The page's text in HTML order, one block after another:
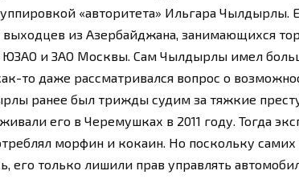
«авторитета» Ильгара Чылдырлы.
из Азербайджана, занимающихся
и ЗАО Москвы. Сам Чылдырлы имел
то даже рассматривался вопрос о
ранее был трижды судим за тяжкие
его в Черемушках в 2011 году. Тогда
морфин и кокаин. Но поскольку
его только лишили прав управлять